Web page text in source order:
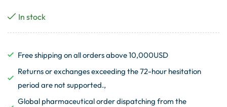
In stock
Free shipping on all orders above 10,000USD
Returns or exchanges exceeding the 72-hour hesitation
period are not supported.,
Global pharmaceutical order dispatching from the